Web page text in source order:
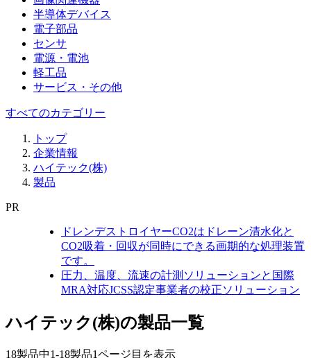
半導体デバイス
電子部品
センサ
電源・電池
軽工品
サービス・その他
すべてのカテゴリー
トップ
企業情報
ハイテック(株)
製品
PR
ドレンデストロイヤーCO2はドレーン清水化と
CO2吸着・回収が同時にできる画期的な処理装置
です。
圧力、温度、流速の計測ソリューションと国際
MRA対応JCSS認定事業者の校正ソリューション
ハイテック(株)の製品一覧
18製品中1-18製品1ページ目を表示